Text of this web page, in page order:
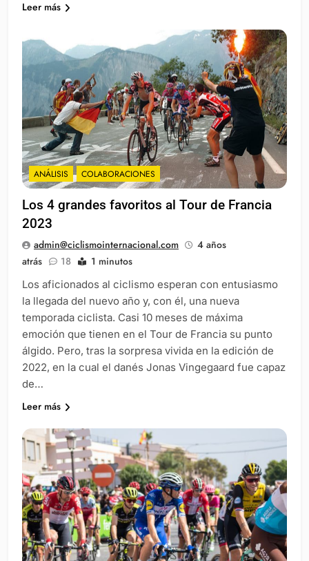
Leer más
ANÁLISIS COLABORACIONES
Los 4 grandes favoritos al Tour de Francia
2023
admin@ciclismointernacional.com
4 años
atrás
18 1 minutos
Los aficionados al ciclismo esperan con entusiasmo
la llegada del nuevo año y, con él, una nueva
temporada ciclista. Casi 10 meses de máxima
emoción que tienen en el Tour de Francia su punto
álgido. Pero, tras la sorpresa vivida en la edición de
2022, en la cual el danés Jonas Vingegaard fue capaz
de…
Leer más